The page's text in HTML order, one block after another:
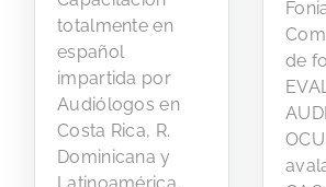
totalmente en
español
impartida por
Audiólogos en
Costa Rica, R.
Dominicana y
de